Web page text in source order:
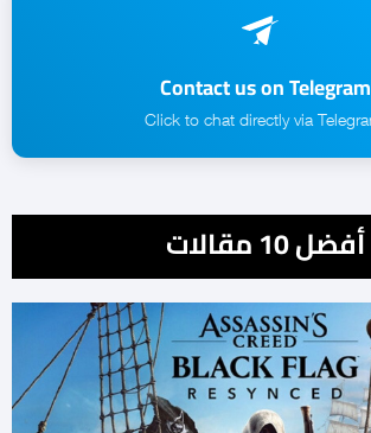
Contact us on Telegram
أفضل 10 مقالات